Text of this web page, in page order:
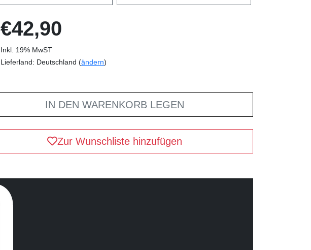
€42,90
Inkl. 19% MwST
Lieferland: Deutschland (ändern)
IN DEN WARENKORB LEGEN
Zur Wunschliste hinzufügen